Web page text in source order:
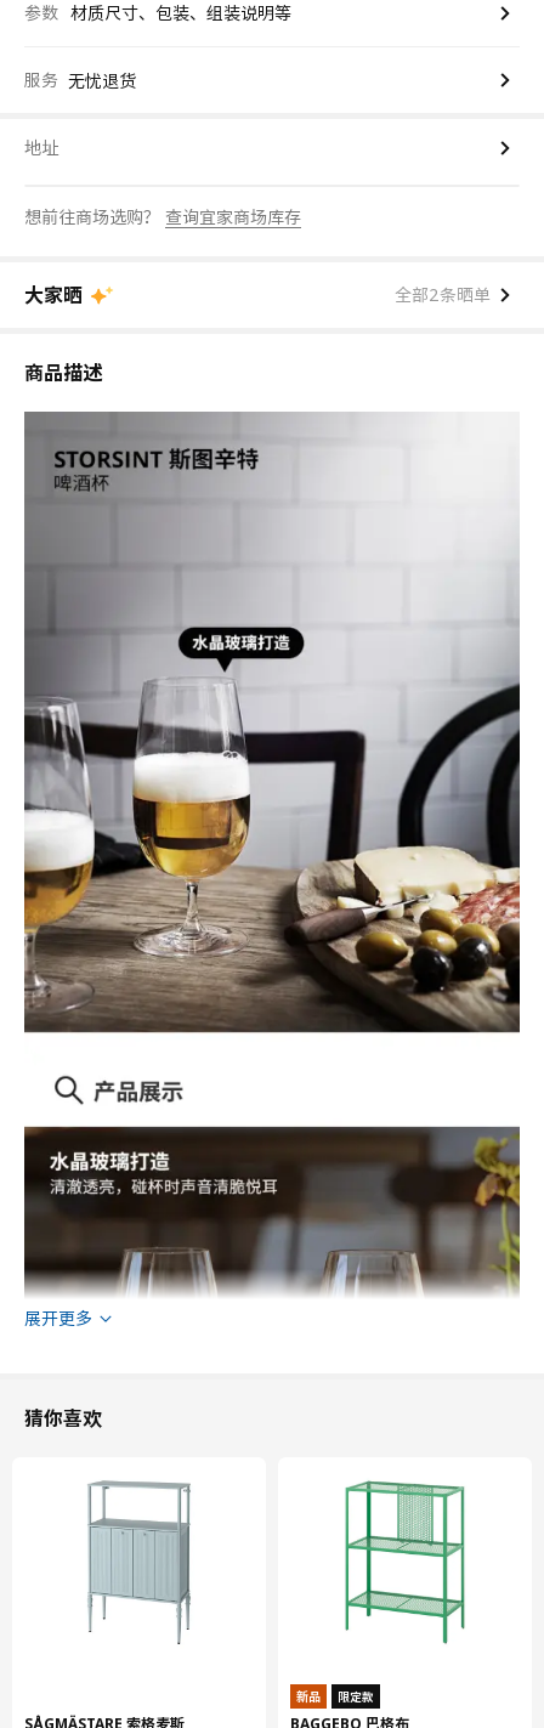
参数 材质尺寸、包装、组装说明等
服务 无忧退货
地址
想前往商场选购？ 查询宜家商场库存
大家晒 全部2条晒单
商品描述
展开更多
猜你喜欢
SÅGMÄSTARE 索格麦斯
新品 限定款
BAGGEBO 巴格布